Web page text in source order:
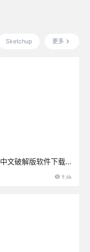
Sketchup 更多
文破解版软件下载
9.6k